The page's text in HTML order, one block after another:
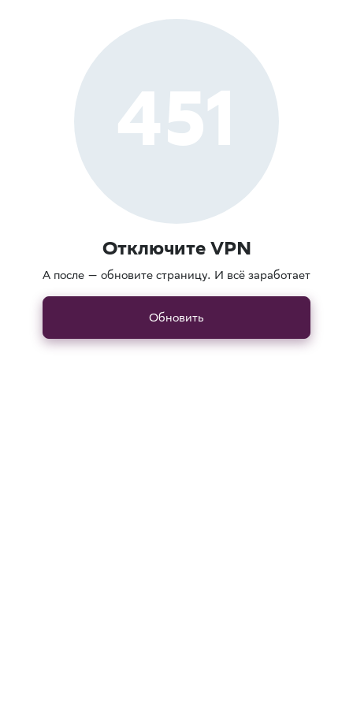
451
Отключите VPN
А после — обновите страницу. И всё заработает
Обновить